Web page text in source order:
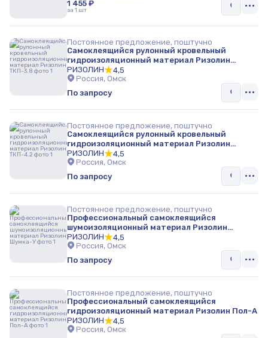
1 455 ₽
за 1 шт
Постоянное предложение, поштучно
Самоклеящийся рулонный кровельный
гидроизоляционный материал Ризолин
ТКП-3.8
РИЗОЛИН
4,5
Россия, Омск
По запросу
Постоянное предложение, поштучно
Самоклеящийся рулонный кровельный
гидроизоляционный материал Ризолин
ТКП-4.2
РИЗОЛИН
4,5
Россия, Омск
По запросу
Постоянное предложение, поштучно
Профессиональный самоклеящийся
шумоизоляционный материал Ризолин
Шумка-У
РИЗОЛИН
4,5
Россия, Омск
По запросу
Постоянное предложение, поштучно
Профессиональный самоклеящийся
гидроизоляционный материал Ризолин Пол-А
РИЗОЛИН
4,5
Россия, Омск